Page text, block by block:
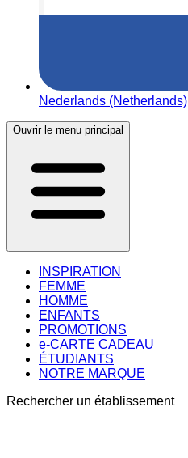
Nederlands (Netherlands)
Ouvrir le menu principal
INSPIRATION
FEMME
HOMME
ENFANTS
PROMOTIONS
e-CARTE CADEAU
ÉTUDIANTS
NOTRE MARQUE
Rechercher un établissement